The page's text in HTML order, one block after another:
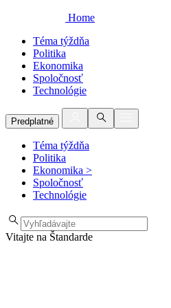
Home
Téma týždňa
Politika
Ekonomika
Spoločnosť
Technológie
Predplatné
Téma týždňa
Politika
Ekonomika >
Spoločnosť
Technológie
Vitajte na Štandarde